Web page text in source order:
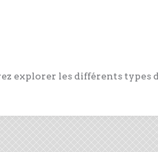
explorer les différents types